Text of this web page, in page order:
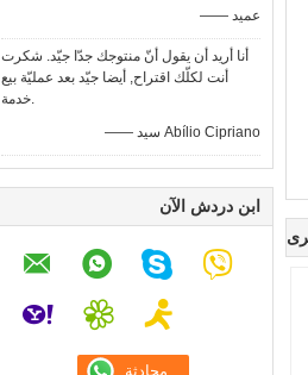
—— عميد
أنا أريد أن يقول أنّ منتوجك جدّا جيّد. شكرت
أنت لكلّك اقتراح, أيضا جيّد بعد عمليّة بيع
خدمة.
—— سيد Abílio Cipriano
ابن دردش الآن